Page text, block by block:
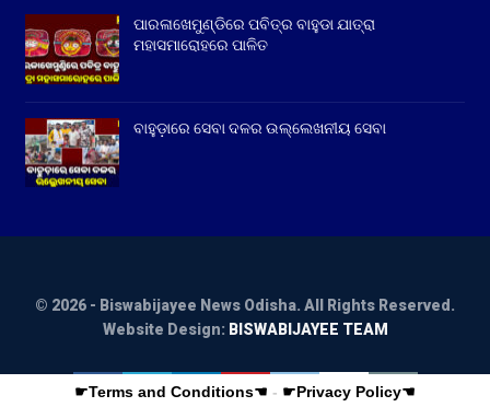
ପାରଳାଖେମୁଣ୍ଡିରେ ପବିତ୍ର ବାହୁଡା ଯାତ୍ରା
ମହାସମାରୋହରେ ପାଳିତ
ବାହୁଡ଼ାରେ ସେବା ଦଳର ଉଲ୍ଲେଖନୀୟ ସେବା
© 2026 - Biswabijayee News Odisha. All Rights Reserved.
Website Design: BISWABIJAYEE TEAM
☛Terms and Conditions☚ - ☛Privacy Policy☚